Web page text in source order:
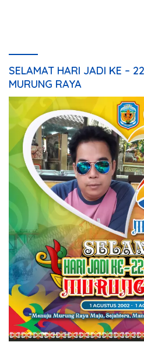
SELAMAT HARI JADI KE –
MURUNG RAYA